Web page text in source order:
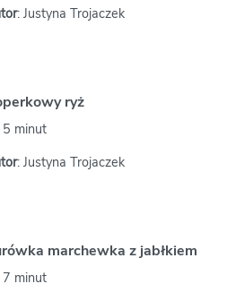
: Justyna Trojaczek
ryż
minut
: Justyna Trojaczek
marchewka z jabłkiem
minut